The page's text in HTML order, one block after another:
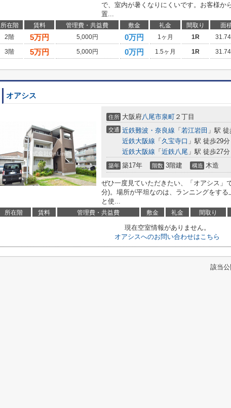
で、室内が暑くなりにくいです。お客様か
置...
所在階 賃料 管理費・共益費 敷金 礼金 間取り 面
2階
5万円 5,000円 0万円 1ヶ月 1R
3階
5万円 5,000円 0万円 1.5ヶ月 1R
オアシス
住所 大阪府八尾市泉町 ２丁目
交通 近鉄難波・奈良線 「 若江岩田 」駅
近鉄大阪線 「 久宝寺口 」駅 徒歩29分
近鉄大阪線 「 近鉄八尾 」駅 徒歩27分
築年 築17年 階数 3階建 構造 木造
ぜひ一度見ていただきたい、「オアシス」
分)。場所が平坦なのは、ランニングをす
と使...
所在階 賃料 管理費・共益費 敷金 礼金 間取り
現在空室情報がありません。
オアシスへのお問い合わせはこちら
該当